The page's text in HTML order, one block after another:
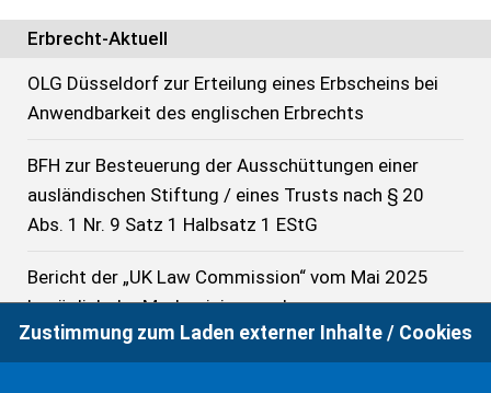
Erbrecht-Aktuell
OLG Düsseldorf zur Erteilung eines Erbscheins bei
Anwendbarkeit des englischen Erbrechts
BFH zur Besteuerung der Ausschüttungen einer
ausländischen Stiftung / eines Trusts nach § 20
Abs. 1 Nr. 9 Satz 1 Halbsatz 1 EStG
Bericht der „UK Law Commission“ vom Mai 2025
bezüglich der Modernisierung des
Testamentsrechts
Zustimmung zum Laden externer Inhalte / Cookies